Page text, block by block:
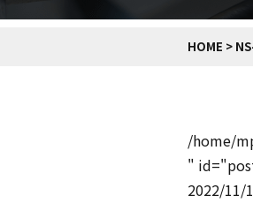
HOME >
/home/
"
2022/11/